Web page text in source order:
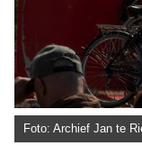
Foto: Archief Jan te